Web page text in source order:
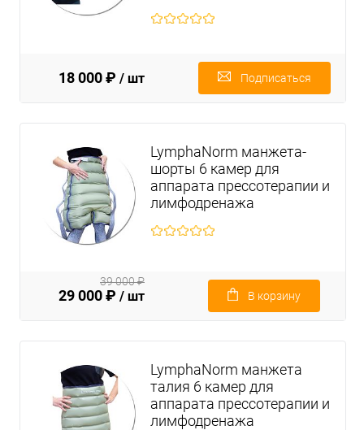
18 000 ₽ / шт Подписаться
LymphaNorm манжета-
шорты 6 камер для
аппарата прессотерапии и
лимфодренажа
29 000 ₽ / шт
39 000 ₽
В корзину
LymphaNorm манжета
талия 6 камер для
аппарата прессотерапии и
лимфодренажа